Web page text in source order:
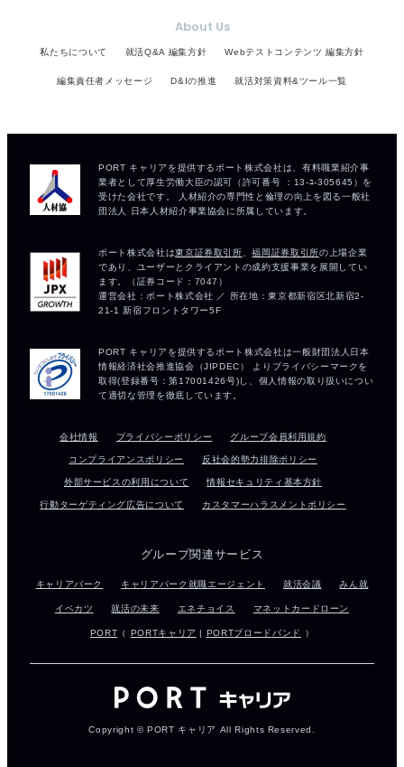
About Us
私たちについて 就活Q&A 編集方針 Webテストコンテンツ 編集方針
編集責任者メッセージ D&Iの推進 就活対策資料&ツール一覧
会社情報 プライバシーポリシー グループ会員利用規約
コンプライアンスポリシー 反社会的勢力排除ポリシー
外部サービスの利用について 情報セキュリティ基本方針
行動ターゲティング広告について カスタマーハラスメントポリシー